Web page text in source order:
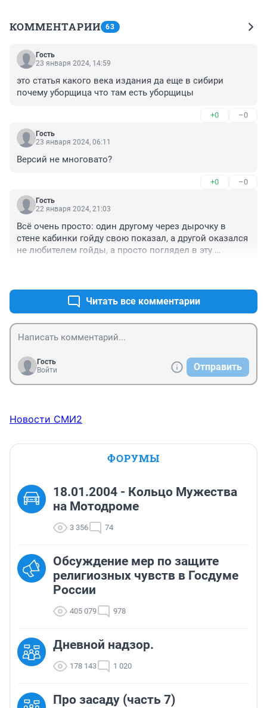
КОММЕНТАРИИ 63
Гость
23 января 2024, 14:59
это статья какого века издания да еще в сибири
почему уборщица что там есть уборщицы
+0 –0
Гость
23 января 2024, 06:11
Версий не многовато?
+0 –0
Гость
22 января 2024, 21:03
Всё очень просто: один другому через дырочку в
стене кабинки гойду свою показал, а другой оказался
не любителем гойды, а просто поглядел в эту
Читать все комментарии
Гость
Войти
Отправить
Новости СМИ2
ФОРУМЫ
18.01.2004 - Кольцо Мужества
на Мотодроме
3 356 74
Обсуждение мер по защите
религиозных чувств в Госдуме
России
405 079 978
Дневной надзор.
178 143 1 020
Про засаду (часть 7)